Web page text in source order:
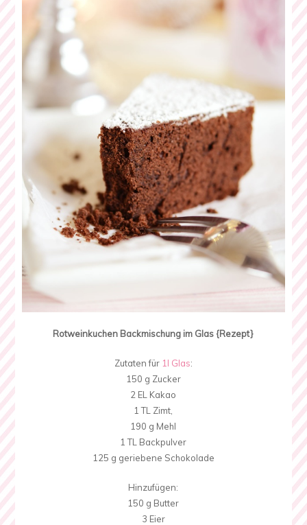
Rotweinkuchen Backmischung im Glas {Rezept}
Zutaten für 1l Glas:
150 g Zucker
2 EL Kakao
1 TL Zimt,
190 g Mehl
1 TL Backpulver
125 g geriebene Schokolade
Hinzufügen:
150 g Butter
3 Eier